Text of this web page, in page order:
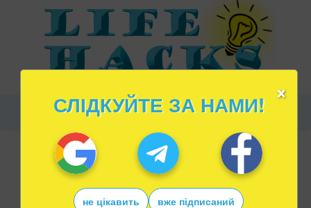
×
СЛІДКУЙТЕ ЗА НАМИ!
не цікавить вже підписаний